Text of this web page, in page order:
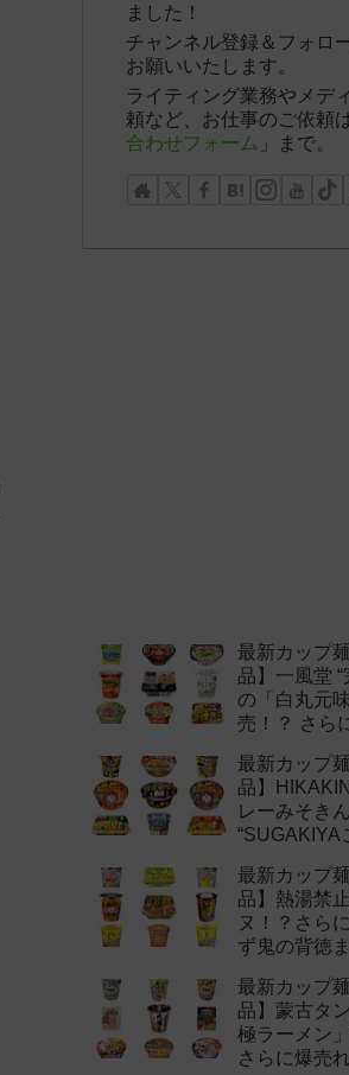
ました！
チャンネル登録＆フォロ
お願いいたします。
ライティング業務やメデ
頼など、お仕事のご依頼
合わせフォーム 」まで。
最新カップ
品】一風堂
の「白丸元
売！？ さら
新作まとめ！
最新カップ
品】
レーみそき
“SUGAKIYA
最新カップ
品】熱湯禁
ヌ！？さら
ず鬼の背徳
最新カップ
品】蒙古タ
極ラーメン
さらに爆売